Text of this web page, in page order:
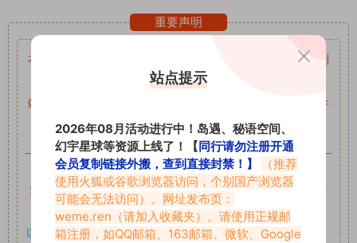
重要声明
本站资源均来自网络分享，如有侵犯你的权益请私信留言收到
留言后，我们会第一时间进行审核后删除。
站内资源为网友个人学习或测试研究使用，未经原版权作者许
可,禁止用于任何商业途径！请在下载24小时内删除！
如果遇到付费才可获取的素材，建议升级 对应的VIP。
全站付费素材可提供补档服务“均有备份”，素材以主流网盘分
享。
以7z、7z分卷格式压缩，解压应下载对应的软件操作，电脑：
站点提示
2026年08月活动进行中！岛遇、秘语空间、
幻宇星球等资源上线了！【 同行请勿注册开通
会员复制链接外搬，查到直接封禁！】
（推荐
使用火狐或谷歌浏览器访问，个别国产浏览器
可能会无法访问）。网址发布页：
weme.ren （请加入收藏夹）。请使用正规邮
箱注册，如QQ邮箱、163邮箱、微软、Google